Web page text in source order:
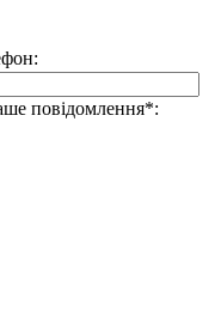
повідомлення*: